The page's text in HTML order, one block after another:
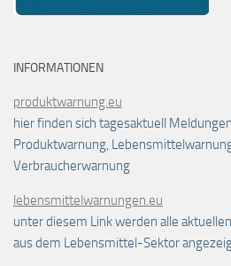
INFORMATIONEN
produktwarnung.eu
hier finden sich tagesaktuell
Produktwarnung,
Verbraucherwarnung
lebensmittelwarnungen.eu
unter diesem Link werden alle
aus dem Lebensmittel-Sektor